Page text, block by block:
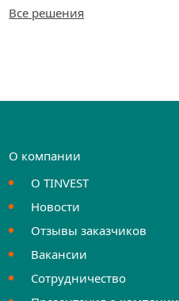
Все решения
О компании
О TINVEST
Новости
Отзывы заказчиков
Вакансии
Сотрудничество